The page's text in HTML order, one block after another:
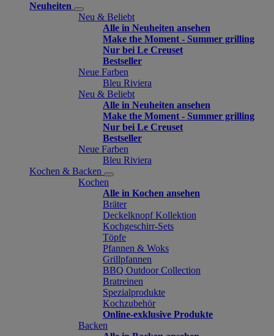
Neuheiten
Neu & Beliebt
Alle in Neuheiten ansehen
Make the Moment - Summer grilling
Nur bei Le Creuset
Bestseller
Neue Farben
Bleu Riviera
Neu & Beliebt
Alle in Neuheiten ansehen
Make the Moment - Summer grilling
Nur bei Le Creuset
Bestseller
Neue Farben
Bleu Riviera
Kochen & Backen
Kochen
Alle in Kochen ansehen
Bräter
Deckelknopf Kollektion
Kochgeschirr-Sets
Töpfe
Pfannen & Woks
Grillpfannen
BBQ Outdoor Collection
Bratreinen
Spezialprodukte
Kochzubehör
Online-exklusive Produkte
Backen